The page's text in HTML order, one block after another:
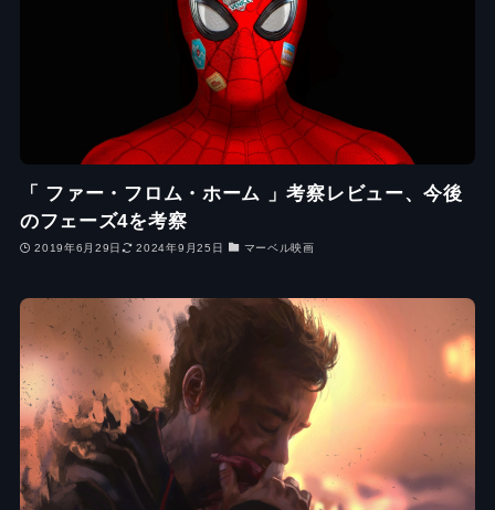
「 ファー・フロム・ホーム 」考察レビュー、今後
のフェーズ4を考察
2019年6月29日 2024年9月25日 マーベル映画